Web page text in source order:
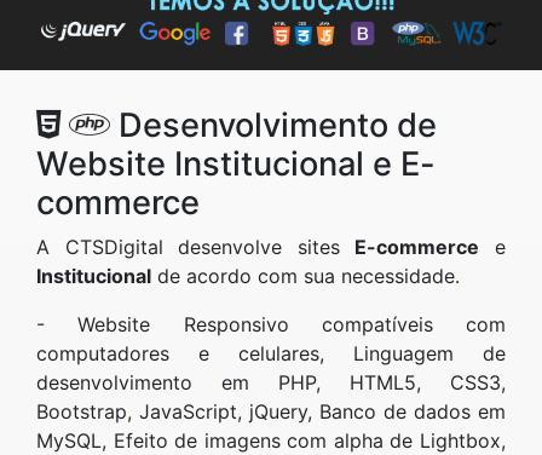
Desenvolvimento de
Website Institucional e E-
commerce
A CTSDigital desenvolve sites E-commerce e
Institucional de acordo com sua necessidade.
- Website Responsivo compatíveis com
computadores e celulares, Linguagem de
desenvolvimento em PHP, HTML5, CSS3,
Bootstrap, JavaScript, jQuery, Banco de dados em
MySQL, Efeito de imagens com alpha de Lightbox,